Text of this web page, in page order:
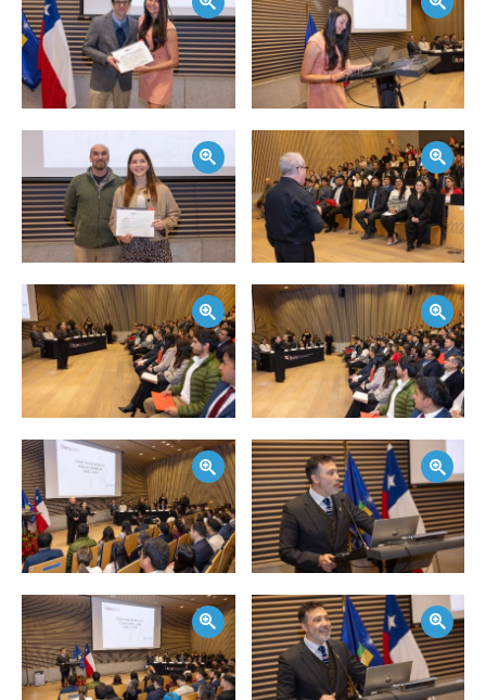
Zoom
Zoom Zoom
Zoom Zoom
Zoom Zoom